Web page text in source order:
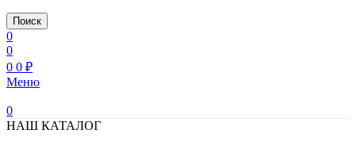
Поиск
0
0
0 0 ₽
Меню
0
НАШ КАТАЛОГ